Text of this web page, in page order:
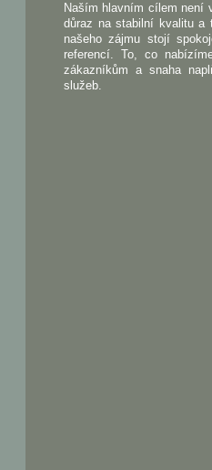
Naším hlavním cílem není
důraz na stabilní kvalitu a
našeho zájmu stojí
referencí. To, co
zákazníkům a snaha
služeb.